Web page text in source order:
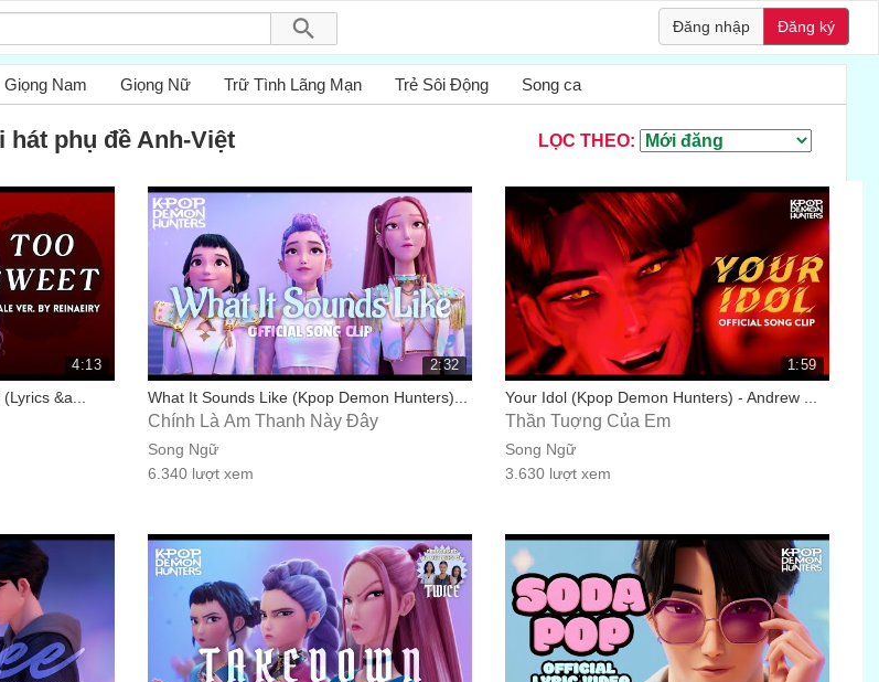
Đăng nhập Đăng ký
Giọng Nam Giọng Nữ Trữ Tình Lãng Mạn Trẻ Sôi Động Song ca
hát phụ đề Anh-Việt LỌC THEO:
4:13
&a...
2:32
What It Sounds Like (Kpop Demon Hunters)...
Chính Là Âm Thanh Này Đây
Song Ngữ
6.340 lượt xem
1:59
Your Idol (Kpop Demon Hunters) - Andrew ...
Thần Tuợng Của Em
Song Ngữ
3.630 lượt xem